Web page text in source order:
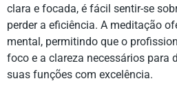
clara e focada, é fácil sentir-se
perder a eficiência. A meditação
mental, permitindo que o
foco e a clareza necessários para
suas funções com excelência.